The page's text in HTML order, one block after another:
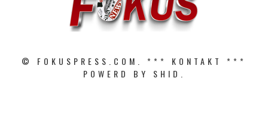
© FOKUSPRESS.COM. *** KONTAKT
***
POWERD BY SHID.